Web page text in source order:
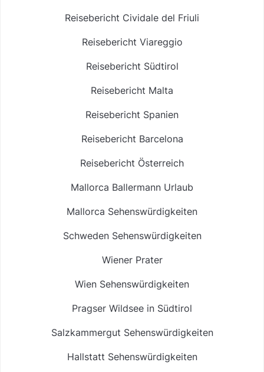
Reisebericht Cividale del Friuli
Reisebericht Viareggio
Reisebericht Südtirol
Reisebericht Malta
Reisebericht Spanien
Reisebericht Barcelona
Reisebericht Österreich
Mallorca Ballermann Urlaub
Mallorca Sehenswürdigkeiten
Schweden Sehenswürdigkeiten
Wiener Prater
Wien Sehenswürdigkeiten
Pragser Wildsee in Südtirol
Salzkammergut Sehenswürdigkeiten
Hallstatt Sehenswürdigkeiten